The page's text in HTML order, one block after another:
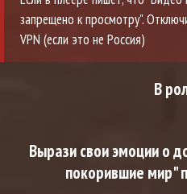
запрещено к просмотру".
VPN (если это не Россия)
В
Вырази свои эмоции о
покорившие мир"